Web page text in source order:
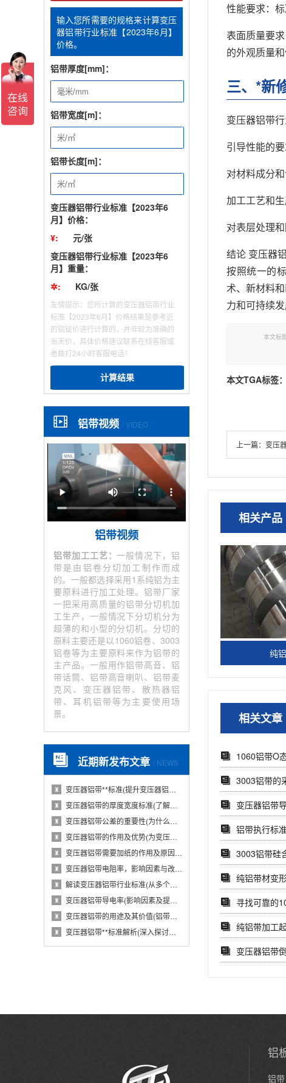
输入您所需要的规格来计算变压
器铝带行业标准【2023年6月】
价格。
铝带厚度[mm]：
铝带宽度[m]：
铝带长度[m]：
变压器铝带行业标准【2023年6
月】价格：
¥:
元/张
变压器铝带行业标准【2023年6
月】重量：
✲:
KG/张
友情提示：您所计算的变压器铝带行业
标准【2023年6月】价格结果是参考近
的铝锭价进行计算的，并非较为准确的
当天价，具体价格建议联系在线客服或
者拨打24小时客服电话！
计算结果
铝带视频 / VIDEO
铝带视频
铝带加工工艺：一般情况下，铝
带是由铝卷分切加工制作而成
的。一般都选择采用1系纯铝为主
要原料进行加工处理。铝带厂家
一把采用高质量的铝带分切机加
工生产，一般情况下分切机分为
超薄的和小型的分切机。分切的
原料主要还是以1060铝卷、3003
铝卷等为主要原料来作为铝带的
主产品。一般用作铝带高音、铝
带话筒、铝带高音喇叭、铝带麦
克风、变压器铝带、散热器铝
带、耳机铝带等为主要使用场
景。
近期新发布文章 / NEWS
♜ 变压器铝带**标准(提升变压器铝带质量的国···
♜ 变压器铝带的厚度宽度标准(了解变压器铝带的···
♜ 变压器铝带公差的重要性(为什么变压器铝带公···
♜ 变压器铝带的作用及优势(为变压器提供导电性···
♜ 变压器铝带需要加纸的作用及原因(从电气性能···
♜ 变压器铝带电阻率，影响因素与改进措施(分析···
♜ 解读变压器铝带行业标准(从多个维度探究变压···
♜ 变压器铝带导电率(影响因素及提高方法)
♜ 变压器铝带的用途及其价值(铝带在变压器中的···
♜ 变压器铝带**标准解析(深入探讨变压器铝带···
性能要求：
表面质量要
的外观质量和
三、*新
变压器铝带
引导性能的
对材料成分
加工工艺和
对表层处理
结论 变压器
按照统一的
术、新材料
力和可持续发
本文标
本文TGA标签：
上一篇： 变压
相关产品
纯
相关文章
1060铝带O
3003铝带的
变压器铝带
铝带执行标
3003铝带硅
纯铝带材变
寻找可靠的
纯铝带加工
变压器铝带
铝
铝带